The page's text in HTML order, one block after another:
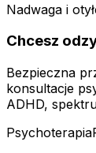
Nadwaga i
Chcesz
Bezpieczna
konsultacje
ADHD,
Psychoterapia